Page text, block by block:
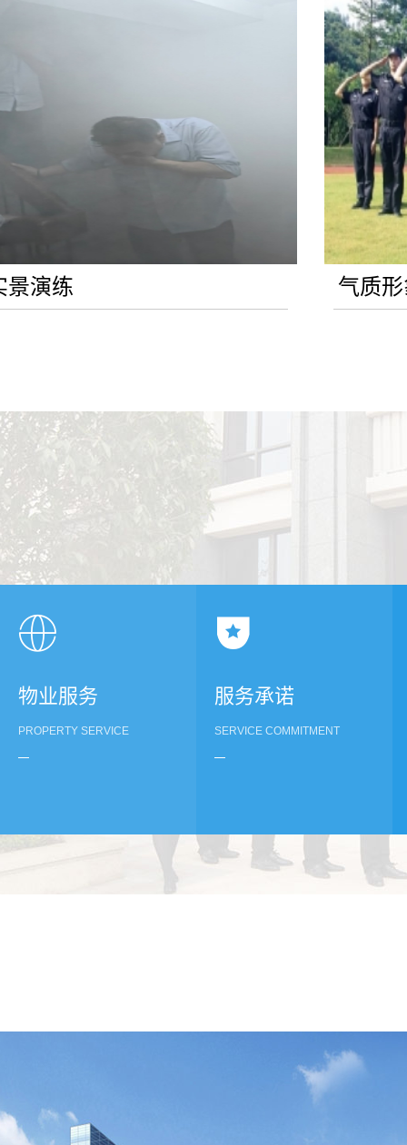
气质形象提

物业服务
PROPERTY SERVICE

服务承诺
SERVICE COMMITMENT